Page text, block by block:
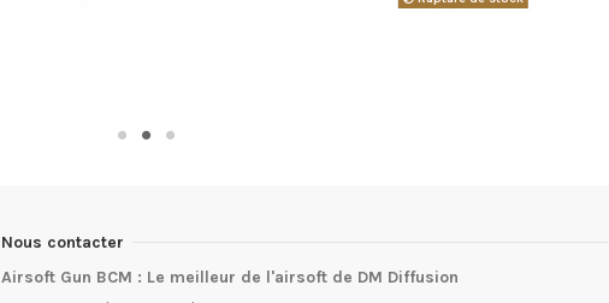
Nous contacter
Airsoft Gun BCM : Le meilleur de l'airsoft de DM Diffusion